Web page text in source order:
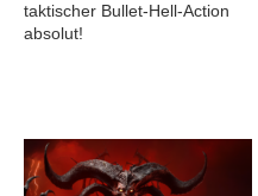
taktischer Bullet-Hell-Action
absolut!